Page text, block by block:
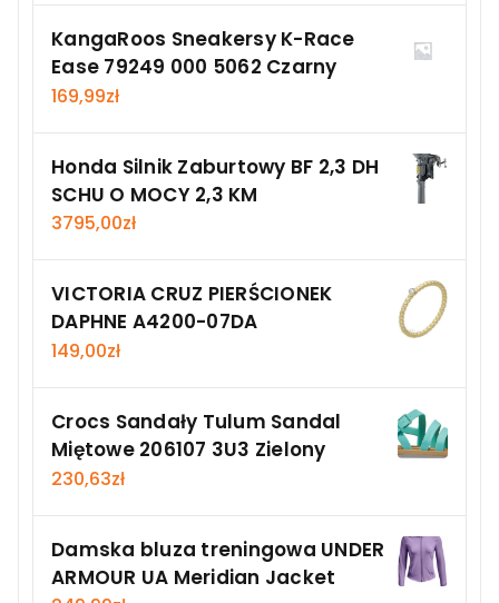
KangaRoos Sneakersy K-Race
Ease 79249 000 5062 Czarny
169,99zł
Honda Silnik Zaburtowy BF 2,3 DH
SCHU O MOCY 2,3 KM
3795,00zł
VICTORIA CRUZ PIERŚCIONEK
DAPHNE A4200-07DA
149,00zł
Crocs Sandały Tulum Sandal
Miętowe 206107 3U3 Zielony
230,63zł
Damska bluza treningowa UNDER
ARMOUR UA Meridian Jacket